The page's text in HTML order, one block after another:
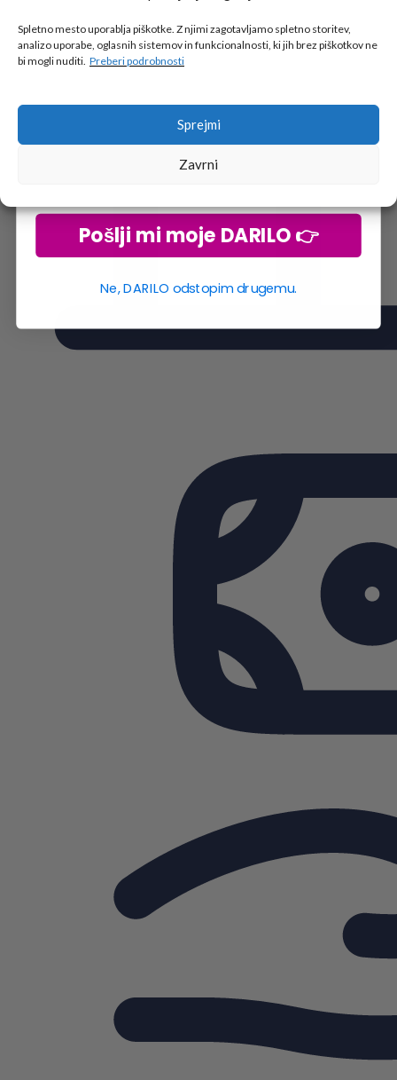
Spletno mesto uporablja piškotke. Z njimi zagotavljamo spletno storitev,
analizo uporabe, oglasnih sistemov in funkcionalnosti, ki jih brez piškotkov ne
bi mogli nuditi. Preberi podrobnosti
Sprejmi
Zavrni
Tukaj je!
🎁 DARILO
Vpiši podatke za prejem darila
Pošlji mi moje DARILO 👉
Ne, DARILO odstopim drugemu.